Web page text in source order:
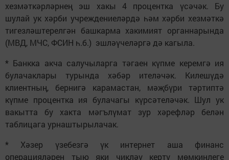
хезмәткәрләрнең эш хакы 4 процентка үсәчәк. Бу
шулай ук хәрби учреждениеләрдә һәм хәрби хезмәткә
тигезләштерелгән башкарма хакимият органнарында
(МВД, МЧС, ФСИН һ.б.) эшләүчеләргә дә кагыла.
* Банкка акча салучыларга тәгаен күпме керемгә ия
булачаклары турында хәбәр ителәчәк. Килешүдә
клиентның, бернигә карамастан, мәҗбүри тәртиптә
күпме процентка ия булачагы күрсәтеләчәк. Шул ук
вакытта бу хакта мәгълүмат зур хәрефләр белән
таблицага урнаштырылачак.
* Хәзер үзебезгә үк интернет аша финанс
операцияләрен тыю яки чикләү кертү мөмкинлеге